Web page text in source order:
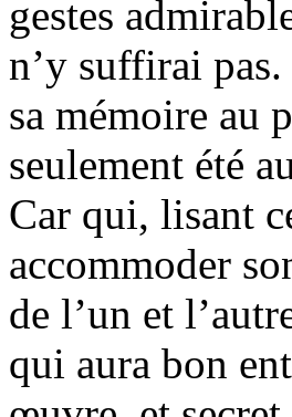
gestes
n’y suffirai
sa mémoire au
seulement été
Car qui, lisant
accommoder
de l’un et
qui aura bon